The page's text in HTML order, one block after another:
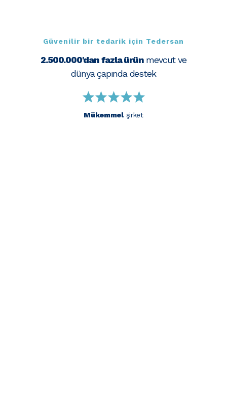
Güvenilir bir tedarik için Tedersan
2.500.000'dan fazla ürünmevcut ve
dünya çapında destek
Mükemmelşirket